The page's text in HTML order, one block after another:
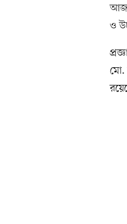
আজ
ও
মো.